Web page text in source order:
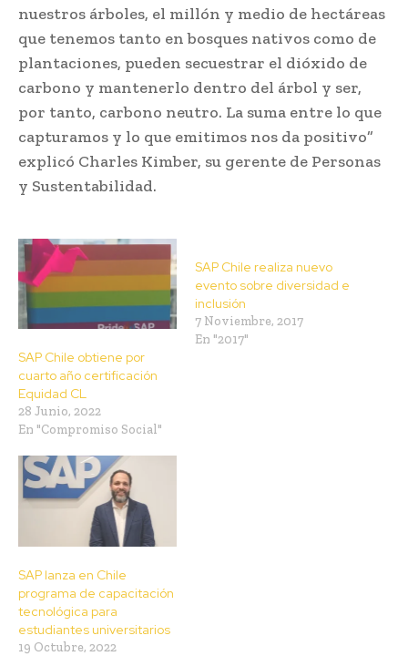
nuestros árboles, el millón y medio de hectáreas
que tenemos tanto en bosques nativos como de
plantaciones, pueden secuestrar el dióxido de
carbono y mantenerlo dentro del árbol y ser,
por tanto, carbono neutro. La suma entre lo que
capturamos y lo que emitimos nos da positivo”
explicó Charles Kimber, su gerente de Personas
y Sustentabilidad.
SAP Chile obtiene por
cuarto año certificación
Equidad CL
28 Junio, 2022
En "Compromiso Social"
SAP Chile realiza nuevo
evento sobre diversidad e
inclusión
7 Noviembre, 2017
En "2017"
SAP lanza en Chile
programa de capacitación
tecnológica para
estudiantes universitarios
19 Octubre, 2022